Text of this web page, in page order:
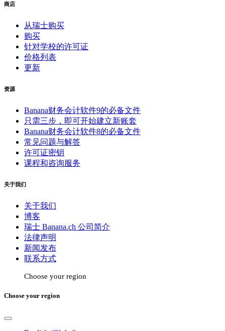
商店
从瑞士购买
购买
针对学校的许可证
价格列表
更新
资源
Banana财务会计软件9的必备文件
只需三步，即可开始建立新账套
Banana财务会计软件8的必备文件
常见问题与解答
许可证密钥
课程和咨询服务
关于我们
关于我们
博客
瑞士 Banana.ch 公司简介
法律声明
新闻发布
联系方式
Choose your region
Choose your region